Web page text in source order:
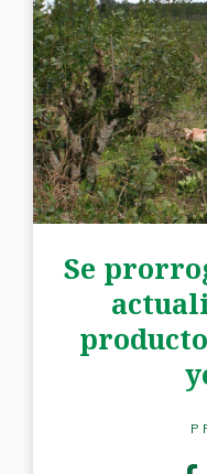
Se